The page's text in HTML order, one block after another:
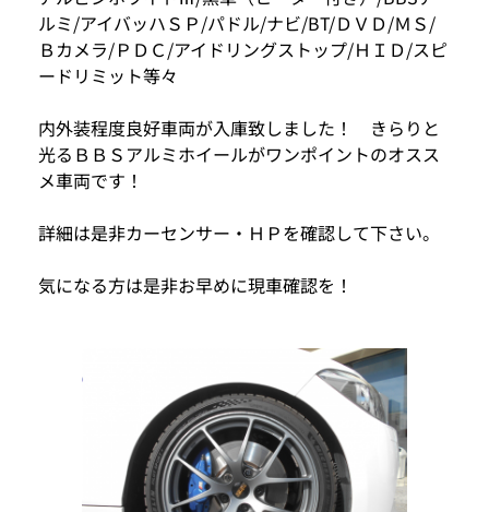
ルミ/アイバッハＳＰ/パドル/ナビ/BT/ＤＶＤ/ＭＳ/
Ｂカメラ/ＰＤＣ/アイドリングストップ/ＨＩＤ/スピ
ードリミット等々
内外装程度良好車両が入庫致しました！ きらりと
光るＢＢＳアルミホイールがワンポイントのオスス
メ車両です！
詳細は是非カーセンサー・ＨＰを確認して下さい。
気になる方は是非お早めに現車確認を！